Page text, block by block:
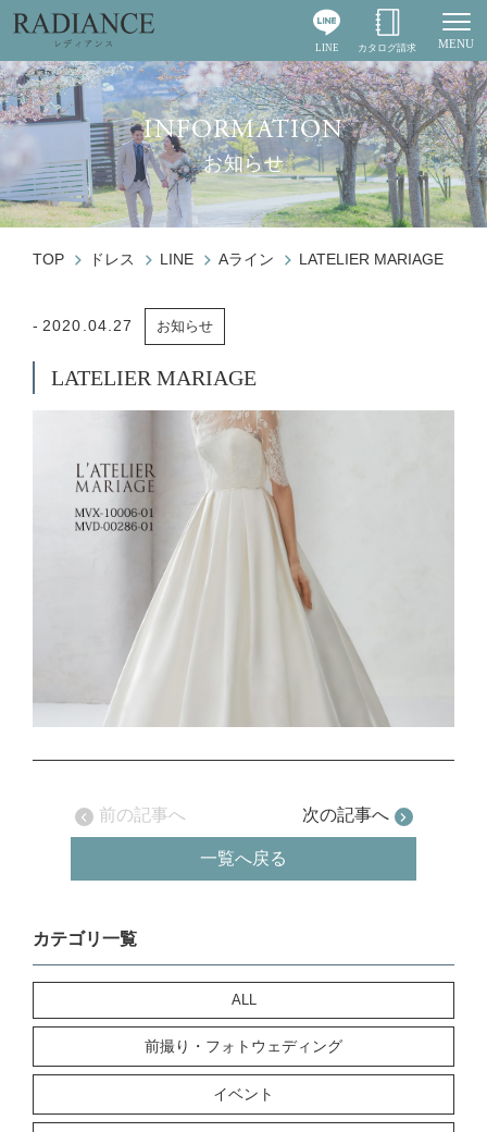
MENU
LINE カタログ請求
INFORMATION
お知らせ
TOP ドレス LINE Aライン LATELIER MARIAGE
2020.04.27 お知らせ
LATELIER MARIAGE
前の記事へ 次の記事へ
一覧へ戻る
カテゴリ一覧
ALL
前撮り・フォトウェディング
イベント